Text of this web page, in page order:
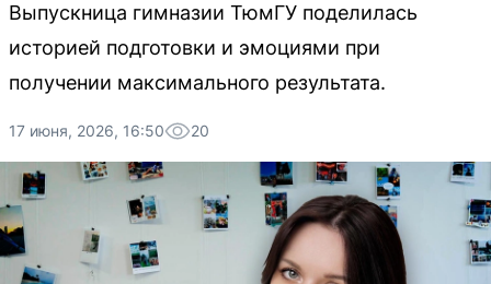
Выпускница гимназии ТюмГУ поделилась
историей подготовки и эмоциями при
получении максимального результата.
17 июня, 2026, 16:50 20